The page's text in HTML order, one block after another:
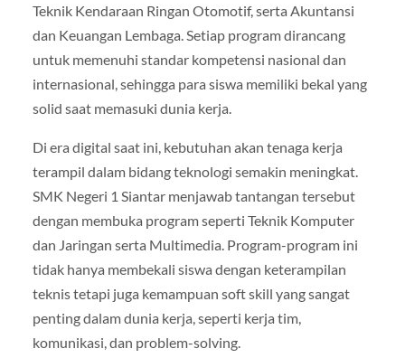
Teknik Kendaraan Ringan Otomotif, serta Akuntansi
dan Keuangan Lembaga. Setiap program dirancang
untuk memenuhi standar kompetensi nasional dan
internasional, sehingga para siswa memiliki bekal yang
solid saat memasuki dunia kerja.
Di era digital saat ini, kebutuhan akan tenaga kerja
terampil dalam bidang teknologi semakin meningkat.
SMK Negeri 1 Siantar menjawab tantangan tersebut
dengan membuka program seperti Teknik Komputer
dan Jaringan serta Multimedia. Program-program ini
tidak hanya membekali siswa dengan keterampilan
teknis tetapi juga kemampuan soft skill yang sangat
penting dalam dunia kerja, seperti kerja tim,
komunikasi, dan problem-solving.